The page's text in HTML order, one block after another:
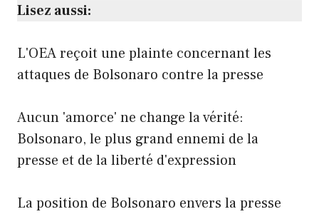
Lisez aussi:
L'OEA reçoit une plainte concernant les
attaques de Bolsonaro contre la presse
Aucun 'amorce' ne change la vérité:
Bolsonaro, le plus grand ennemi de la
presse et de la liberté d'expression
La position de Bolsonaro envers la presse